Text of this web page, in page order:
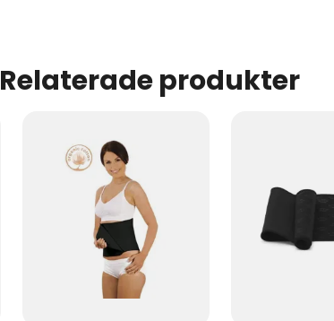
Relaterade produkter